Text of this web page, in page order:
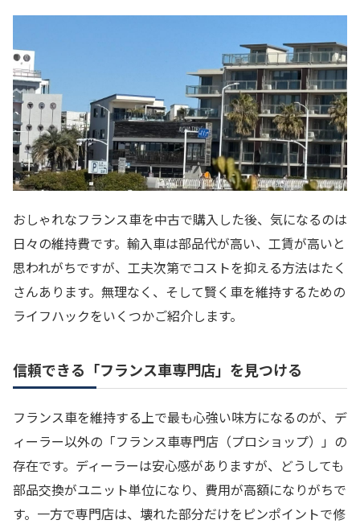
おしゃれなフランス車を中古で購入した後、気になるのは
日々の維持費です。輸入車は部品代が高い、工賃が高いと
思われがちですが、工夫次第でコストを抑える方法はたく
さんあります。無理なく、そして賢く車を維持するための
ライフハックをいくつかご紹介します。
信頼できる「フランス車専門店」を見つける
フランス車を維持する上で最も心強い味方になるのが、デ
ィーラー以外の「フランス車専門店（プロショップ）」の
存在です。ディーラーは安心感がありますが、どうしても
部品交換がユニット単位になり、費用が高額になりがちで
す。一方で専門店は、壊れた部分だけをピンポイントで修